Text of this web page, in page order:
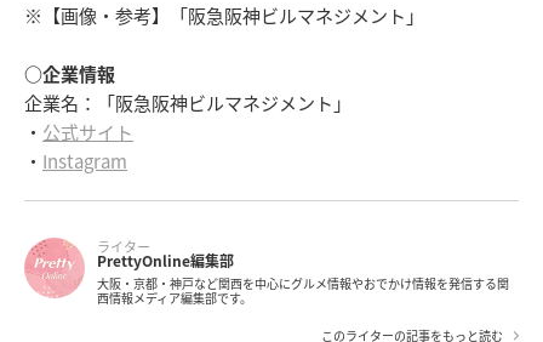
※【画像・参考】「阪急阪神ビルマネジメント」
○企業情報
企業名：「阪急阪神ビルマネジメント」
・ 公式サイト
・ Instagram
ライター
PrettyOnline編集部
大阪・京都・神戸など関西を中心にグルメ情報やおでかけ情報を発信する関
西情報メディア編集部です。
このライターの記事をもっと読む